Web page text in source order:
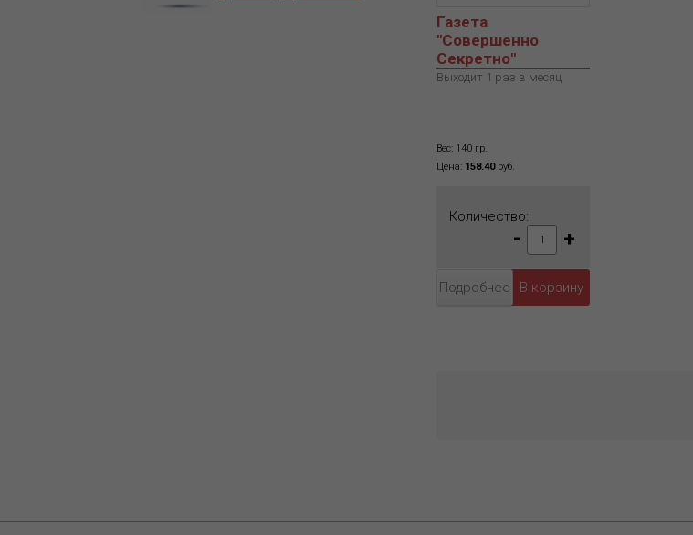
Газета
"Совершенно
Секретно"
Выходит 1 раз в месяц
Вес: 140 гр.
Цена: 158.40руб.
Количество:
- +
Подробнее